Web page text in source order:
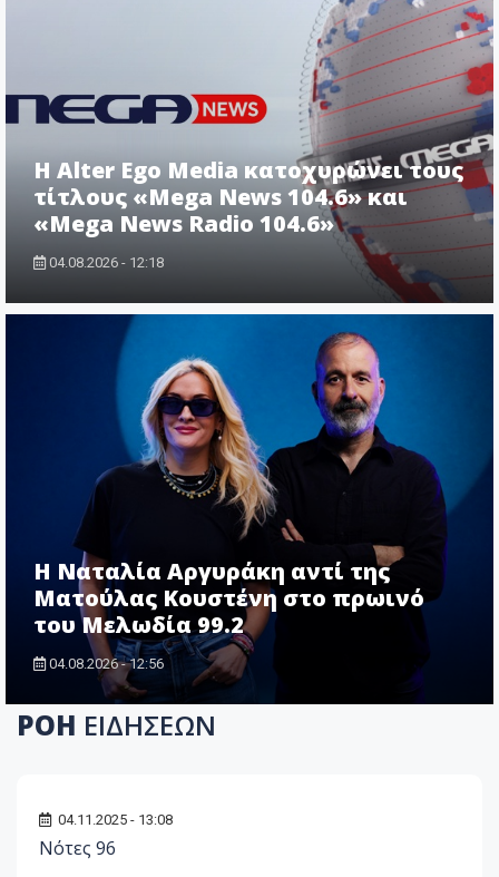
Η Alter Ego Media κατοχυρώνει τους
τίτλους «Mega News 104.6» και
«Mega News Radio 104.6»
04.08.2026 - 12:18
Η Ναταλία Αργυράκη αντί της
Ματούλας Κουστένη στο πρωινό
του Μελωδία 99.2
04.08.2026 - 12:56
ΡΟΗ ΕΙΔΗΣΕΩΝ
04.11.2025 - 13:08
Νότες 96